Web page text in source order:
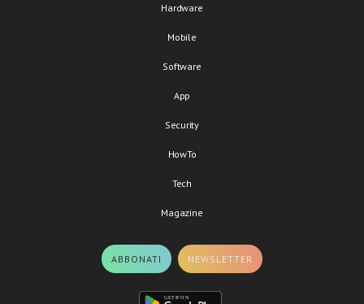
Hardware
Mobile
Software
App
Security
HowTo
Tech
Magazine
ABBONATI NEWSLETTER